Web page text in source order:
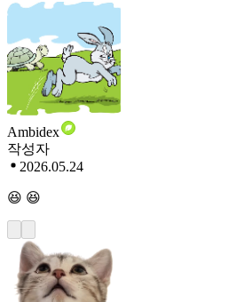
Ambidex
작성자
2026.05.24
😆 😆